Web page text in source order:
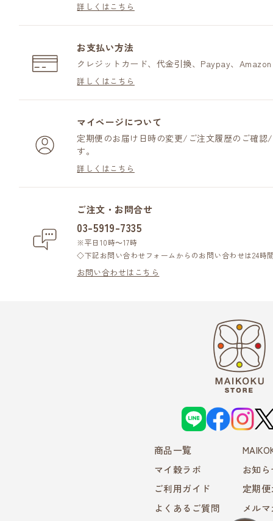
詳しくはこちら
お支払い方法
クレジットカード、代金引換、Paypay、
詳しくはこちら
マイページについて
定期便のお届け日時の変更/ご注文履歴のご確
す。
詳しくはこちら
ご注文・お問合せ
03-5919-7335
※平日10時～17時
◇下記お問い合わせフォームからのお問い合わせは24時
お問い合わせはこちら
L
N
f
a
c
i
n
s
X
商品一覧
マイ穀ラボ
お知ら
ご利用ガイド
定期
よくあるご質問
メル